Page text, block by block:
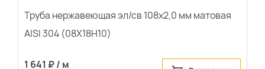
популярные
сначала новые
Труба нержавеющая эл/св 108х2,0 мм матовая
AISI 304 (08Х18Н10)
1 641 ₽ / м